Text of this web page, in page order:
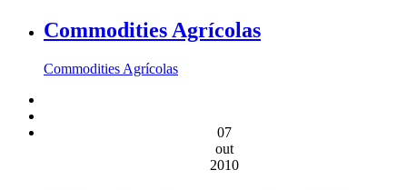
Commodities Agrícolas
Commodities Agrícolas
07
out
2010